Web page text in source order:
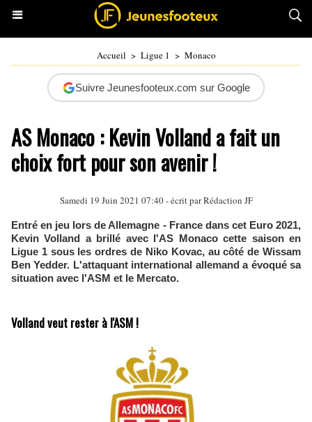
Accueil > Ligue 1 > Monaco
Suivre Jeunesfooteux.com sur Google
AS Monaco : Kevin Volland a fait un
choix fort pour son avenir !
Samedi 19 Juin 2021 07:40 - écrit par Rédaction JF
Entré en jeu lors de Allemagne - France dans cet Euro 2021,
Kevin Volland a brillé avec l'AS Monaco cette saison en
Ligue 1 sous les ordres de Niko Kovac, au côté de Wissam
Ben Yedder. L'attaquant international allemand a évoqué sa
situation avec l'ASM et le Mercato.
Volland veut rester à l'ASM !